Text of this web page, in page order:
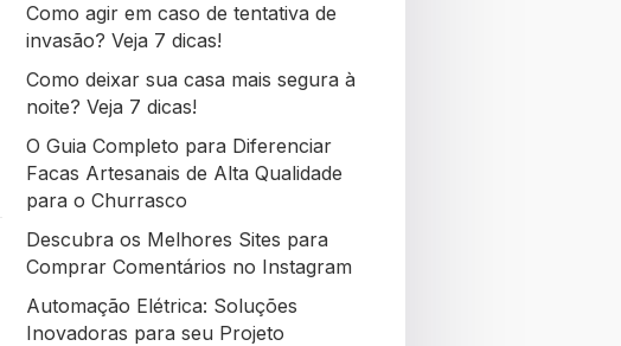
Como agir em caso de tentativa de
invasão? Veja 7 dicas!
Como deixar sua casa mais segura à
noite? Veja 7 dicas!
O Guia Completo para Diferenciar
Facas Artesanais de Alta Qualidade
para o Churrasco
Descubra os Melhores Sites para
Comprar Comentários no Instagram
Automação Elétrica: Soluções
Inovadoras para seu Projeto